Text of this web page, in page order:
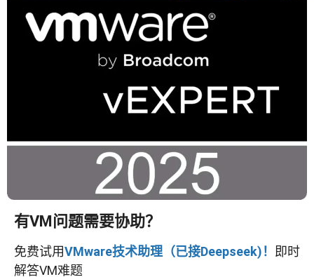
有VM问题需要协助？
免费试用VMware技术助理（已接Deepseek)！ 即时
解答VM难题